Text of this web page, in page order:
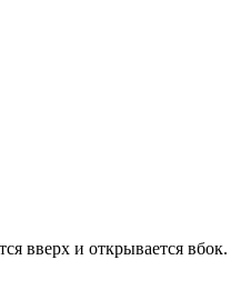
вверх и открывается вбок.